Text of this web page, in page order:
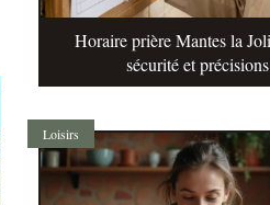
Horaire prière Mantes la
sécurité et
Loisirs